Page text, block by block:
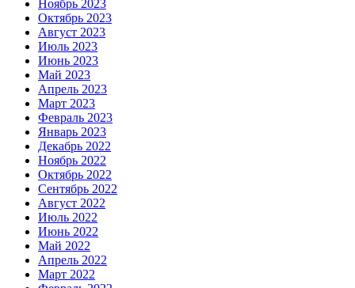
Ноябрь 2023
Октябрь 2023
Август 2023
Июль 2023
Июнь 2023
Май 2023
Апрель 2023
Март 2023
Февраль 2023
Январь 2023
Декабрь 2022
Ноябрь 2022
Октябрь 2022
Сентябрь 2022
Август 2022
Июль 2022
Июнь 2022
Май 2022
Апрель 2022
Март 2022